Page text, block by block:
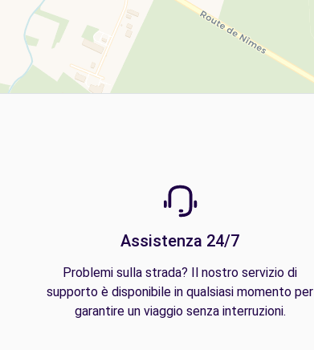
Assistenza 24/7
Problemi sulla strada? Il nostro servizio di
supporto è disponibile in qualsiasi momento per
garantire un viaggio senza interruzioni.